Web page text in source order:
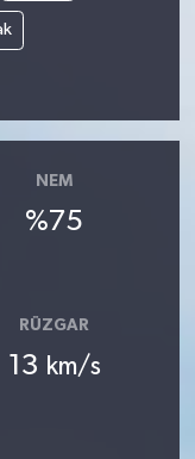
NEM
%75
RÜZGAR
13 km/s